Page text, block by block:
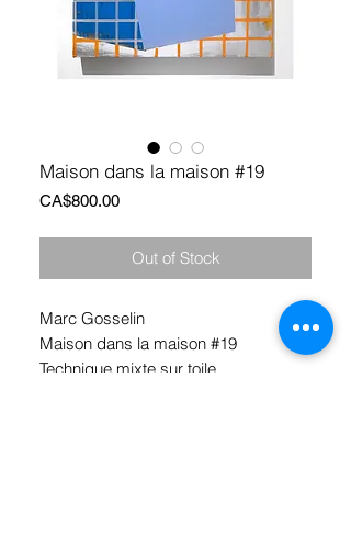
Maison dans la maison #19
CA$800.00Price
Out of Stock
Marc Gosselin
Maison dans la maison #19
Technique mixte sur toile